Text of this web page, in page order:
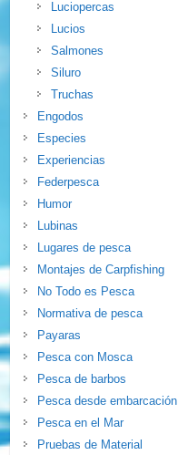
Luciopercas
Lucios
Salmones
Siluro
Truchas
Engodos
Especies
Experiencias
Federpesca
Humor
Lubinas
Lugares de pesca
Montajes de Carpfishing
No Todo es Pesca
Normativa de pesca
Payaras
Pesca con Mosca
Pesca de barbos
Pesca desde embarcación
Pesca en el Mar
Pruebas de Material